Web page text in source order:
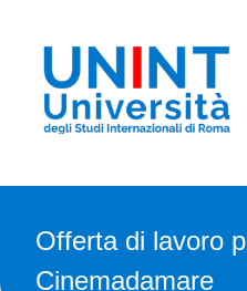
Offerta di lavoro
Cinemadamare